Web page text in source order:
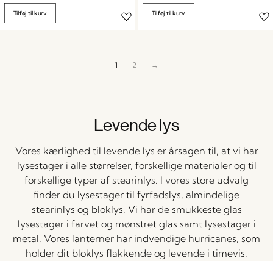
Tilføj til kurv Tilføj til kurv
1 2 →
Levende lys
Vores kærlighed til levende lys er årsagen til, at vi har
lysestager i alle størrelser, forskellige materialer og til
forskellige typer af stearinlys. I vores store udvalg
finder du lysestager til fyrfadslys, almindelige
stearinlys og bloklys. Vi har de smukkeste glas
lysestager i farvet og mønstret glas samt lysestager i
metal. Vores lanterner har indvendige hurricanes, som
holder dit bloklys flakkende og levende i timevis.